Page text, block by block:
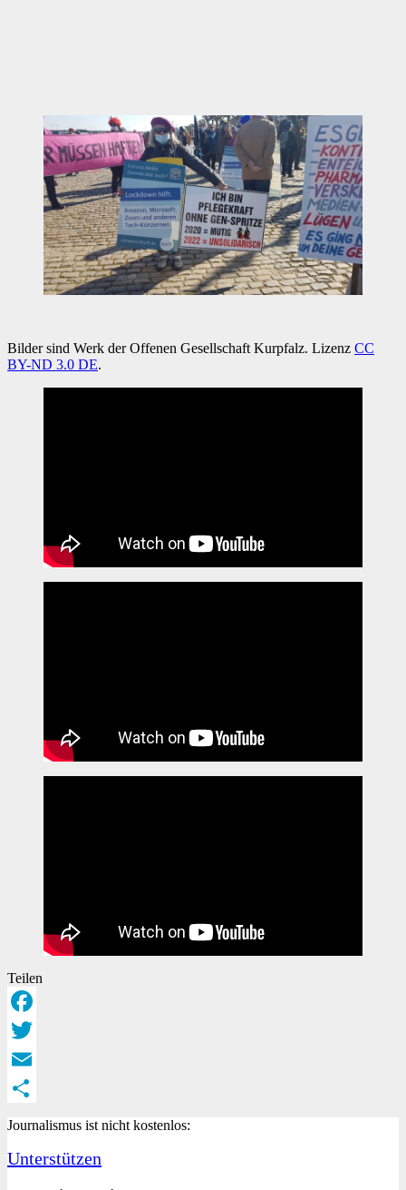
Bilder sind Werk der Offenen Gesellschaft Kurpfalz. Lizenz CC
BY-ND 3.0 DE.
Teilen
Facebook
Twitter
Email
Teilen
Journalismus ist nicht kostenlos:
Unterstützen